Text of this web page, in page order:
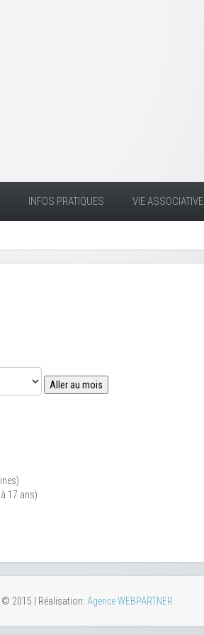
INFOS PRATIQUES VIE ASSOCIATIVE
Aller au mois
17 ans)
2015 | Réalisation: Agence WEBPARTNER